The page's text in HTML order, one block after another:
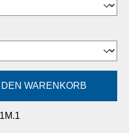
gewünschten
DEN WARENKORB